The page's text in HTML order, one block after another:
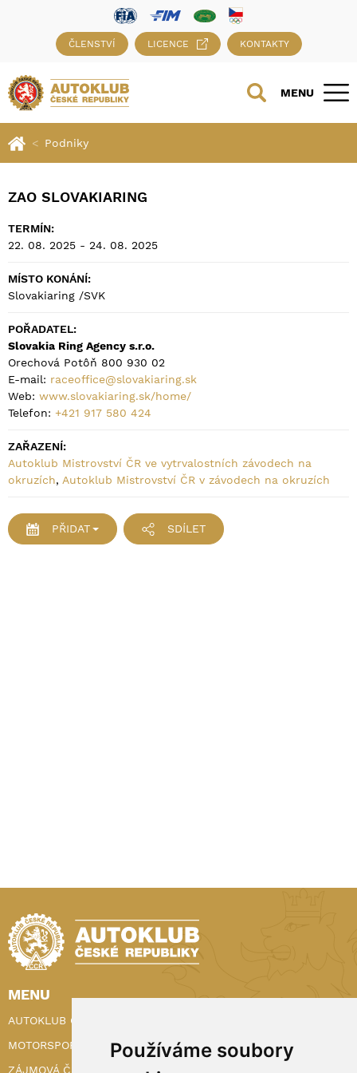
Používáme soubory
ČLENSTVÍ LICENCE KONTAKTY
MENU
Podniky
ZAO SLOVAKIARING
TERMÍN:
22. 08. 2025 - 24. 08. 2025
MÍSTO KONÁNÍ:
Slovakiaring /SVK
POŘADATEL:
Slovakia Ring Agency s.r.o.
Orechová Potôň 800 930 02
E-mail: raceoffice@slovakiaring.sk
Web: www.slovakiaring.sk/home/
Telefon: +421 917 580 424
ZAŘAZENÍ:
Autoklub Mistrovství ČR ve vytrvalostních závodech na
okruzích, Autoklub Mistrovství ČR v závodech na okruzích
PŘIDAT SDÍLET
MENU
AUTOKLUB ČR
MOTORSPORT
ZÁJMOVÁ ČINNOST